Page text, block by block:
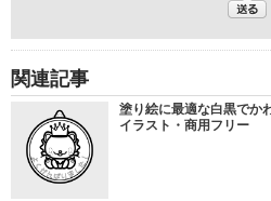
関連記事
塗り絵に最適な白黒でか
イラスト・商用フリー